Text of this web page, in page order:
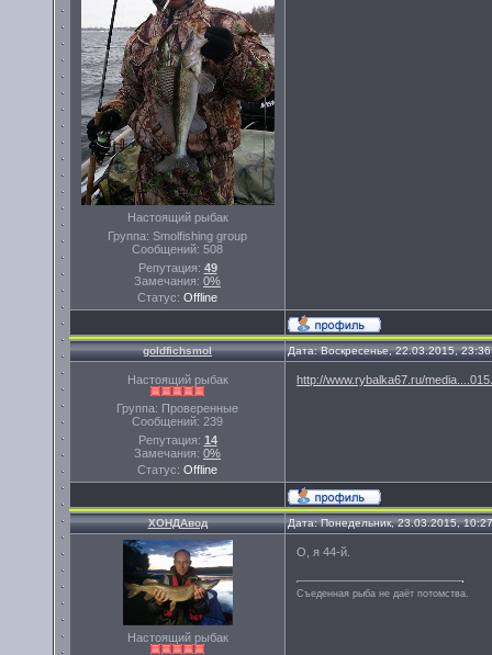
Настоящий рыбак
Группа: Smolfishing group
Сообщений: 508
Репутация: 49
Замечания: 0%
Статус: Offline
goldfichsmol Дата: Воскресенье, 22.03.2015,
Настоящий рыбак
Группа: Проверенные
Сообщений: 239
Репутация: 14
Замечания: 0%
Статус: Offline
http://www.rybalka67.ru/
ХОНДАвод Дата: Понедельник, 23.03.2015,
Настоящий рыбак
О, я 44-й.
Съеденная рыба не даёт потомства.